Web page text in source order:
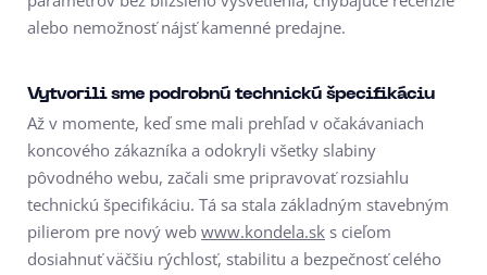
alebo nemožnosť nájsť kamenné predajne.
Vytvorili sme podrobnú technickú špecifikáciu
Až v momente, keď sme mali prehľad v očakávaniach
koncového zákazníka a odokryli všetky slabiny
pôvodného webu, začali sme pripravovať rozsiahlu
technickú špecifikáciu. Tá sa stala základným stavebným
pilierom pre nový web www.kondela.sk s cieľom
dosiahnuť väčšiu rýchlosť, stabilitu a bezpečnosť celého